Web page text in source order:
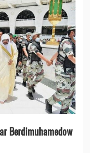
Berdimuhamedow